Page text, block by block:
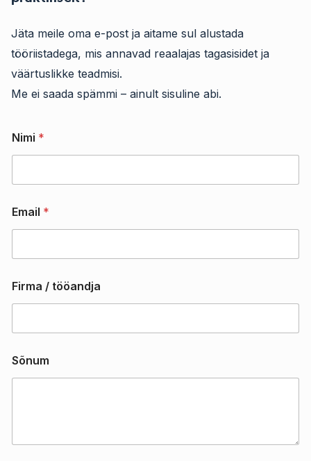
Jäta meile oma e-post ja aitame sul alustada
tööriistadega, mis annavad reaalajas tagasisidet ja
väärtuslikke teadmisi.
Me ei saada spämmi – ainult sisuline abi.
Nimi *
Email *
Firma / tööandja
i
m
u
Sõnum